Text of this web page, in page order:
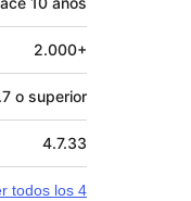
2.000+
o superior
4.7.33
todos los 4